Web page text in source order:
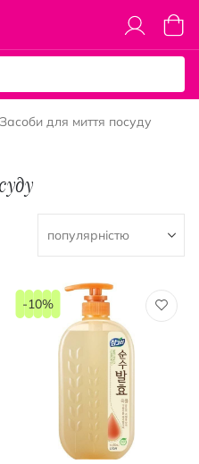
Кошик
Засоби для миття посуду
-10%